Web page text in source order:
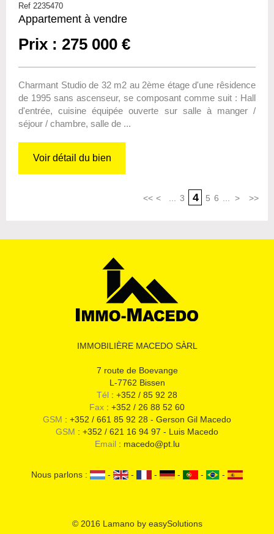
Ref 2235470
Appartement à vendre
Prix : 275 000 €
Charmant Studio de 32 m2 au 2ème étage d'une rêsidence
de 1995 sans ascenseur, se composant comme suit : Hall
d'entrée, cuisine équipée ouverte sur salle à manger /
séjour / chambre, salle de ...
Voir détail du bien
<< < 3 4 5 6 > >>
IMMOBILIÈRE MACEDO SÀRL
7 route de Boevange
L-7762 Bissen
Tél : +352 / 85 92 28
Fax : +352 / 26 88 52 60
GSM : +352 / 661 85 92 28 - Gerson Gil Macedo
GSM : +352 / 621 16 94 97 - Luis Macedo
Email : macedo@pt.lu
Nous parlons : - - - - - -
© 2016 Lamanoby easySolutions